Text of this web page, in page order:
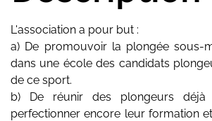
L'association a pour but :
a) De promouvoir la plongée sous-
dans une école des candidats
de ce sport.
b) De réunir des plongeurs
perfectionner encore leur formation